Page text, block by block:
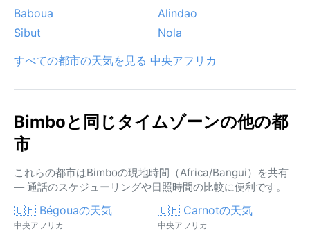
Baboua
Alindao
Sibut
Nola
すべての都市の天気を見る 中央アフリカ
Bimboと同じタイムゾーンの他の都
市
これらの都市はBimboの現地時間（Africa/Bangui）を共有
— 通話のスケジューリングや日照時間の比較に便利です。
🇨🇫 Bégouaの天気
中央アフリカ
🇨🇫 Carnotの天気
中央アフリカ